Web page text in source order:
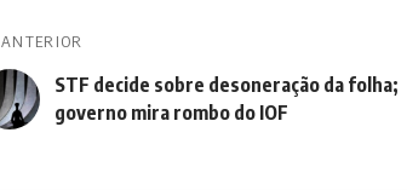
ANTERIOR
STF decide sobre desoneração da folha;
governo mira rombo do IOF